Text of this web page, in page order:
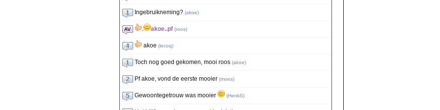
Ingebruikneming? (akoe)
. akoe..pf (roos)
akoe (lecoq)
Toch nog goed gekomen, mooi roos (akoe)
Pf akoe, vond de eerste mooier (moes)
Gewoontegetrouw was mooier (HenkS)